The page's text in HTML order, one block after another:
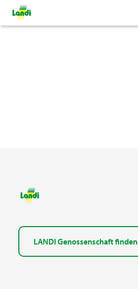
LANDI Genossenschaft finden